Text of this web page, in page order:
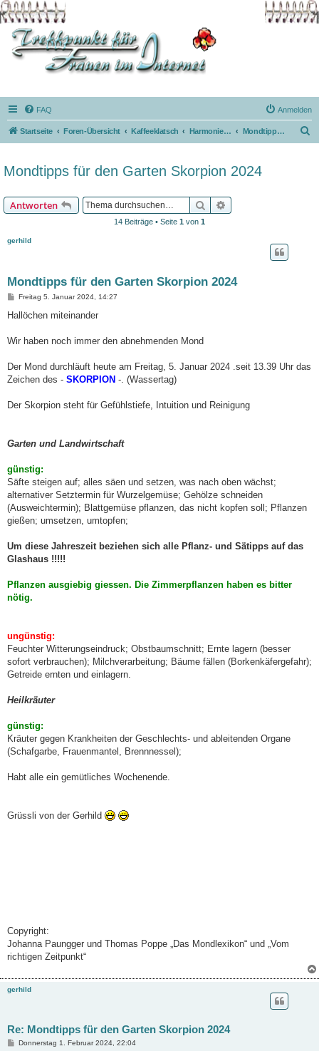
FAQ Anmelden
Startseite Foren-Übersicht Kaffeeklatsch Harmonie mit dem Mond Mondtipps für Garten und Landwirtschaft
Mondtipps für den Garten Skorpion 2024
Antworten Suche
14 Beiträge • Seite 1 von 1
gerhild
Mondtipps für den Garten Skorpion 2024
B
i
a
Freitag 5. Januar 2024, 14:27
Hallöchen miteinander
Wir haben noch immer den abnehmenden Mond
Der Mond durchläuft heute am Freitag, 5. Januar 2024 .seit 13.39 Uhr das
Zeichen des - SKORPION -. (Wassertag)
Der Skorpion steht für Gefühlstiefe, Intuition und Reinigung
Garten und Landwirtschaft
günstig:
Säfte steigen auf; alles säen und setzen, was nach oben wächst;
alternativer Setztermin für Wurzelgemüse; Gehölze schneiden
(Ausweichtermin); Blattgemüse pflanzen, das nicht kopfen soll; Pflanzen
gießen; umsetzen, umtopfen;
Um diese Jahreszeit beziehen sich alle Pflanz- und Sätipps auf das
Glashaus !!!!!
Pflanzen ausgiebig giessen. Die Zimmerpflanzen haben es bitter
nötig.
ungünstig:
Feuchter Witterungseindruck; Obstbaumschnitt; Ernte lagern (besser
sofort verbrauchen); Milchverarbeitung; Bäume fällen (Borkenkäfergefahr);
Getreide ernten und einlagern.
Heilkräuter
günstig:
Kräuter gegen Krankheiten der Geschlechts- und ableitenden Organe
(Schafgarbe, Frauenmantel, Brennnessel);
Habt alle ein gemütliches Wochenende.
Grüssli von der Gerhild
Copyright:
Johanna Paungger und Thomas Poppe „Das Mondlexikon“ und „Vom
richtigen Zeitpunkt“
gerhild
Re: Mondtipps für den Garten Skorpion 2024
BDonnerstag 1. Februar 2024, 22:04